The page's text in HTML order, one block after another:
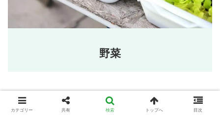
野菜
執筆者・監修者情報
カテゴリー 共有 検索 トップへ 目次